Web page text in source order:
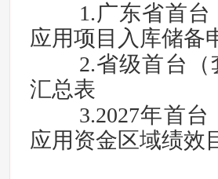
1.广东省首
应用项目入库储备
2.省级首台
汇总表
3.2027年首
应用资金区域绩效